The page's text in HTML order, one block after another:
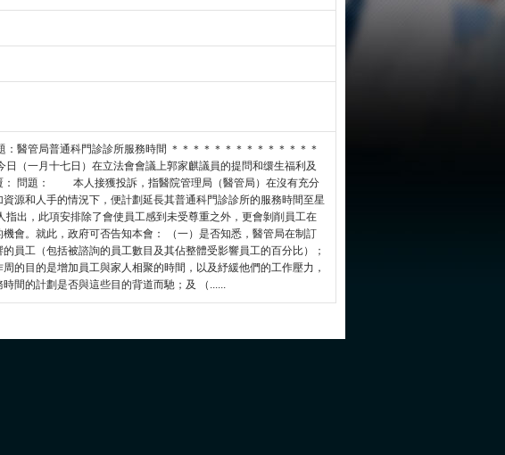
：醫管局普通科門診診所服務時間 ＊＊＊＊＊＊＊＊＊＊＊＊＊＊
一月十七日）在立法會會議上郭家麒議員的提問和缳生福利及
： 問題： 本人接獲投訴，指醫院管理局（醫管局）在沒有充分
源和人手的情況下，便計劃延長其普通科門診診所的服務時間至星
指出，此項安排除了會使員工感到未受尊重之外，更會剝削員工在
會。就此，政府可否告知本會： （一）是否知悉，醫管局在制訂
員工（包括被諮詢的員工數目及其佔整體受影響員工的百分比）；
周的目的是增加員工與家人相聚的時間，以及紓緩他們的工作壓力，
間的計劃是否與這些目的背道而馳；及 （......